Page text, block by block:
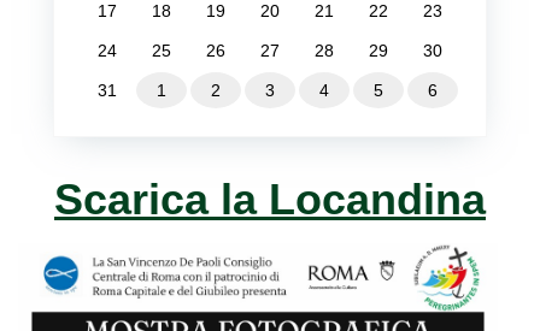
17 18 19 20 21 22 23
24 25 26 27 28 29 30
31 1 2 3 4 5 6
Scarica la Locandina